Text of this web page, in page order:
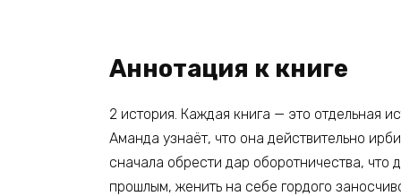
Аннотация к книге
2 история. Каждая книга — это отдельная
Аманда узнаёт, что она действительно
сначала обрести дар оборотничества, что
прошлым, женить на себе гордого